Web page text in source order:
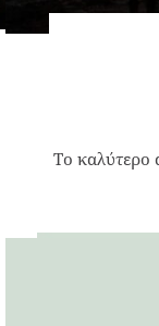
Το καλύτερο